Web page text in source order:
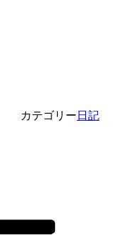
カテゴリー 日記